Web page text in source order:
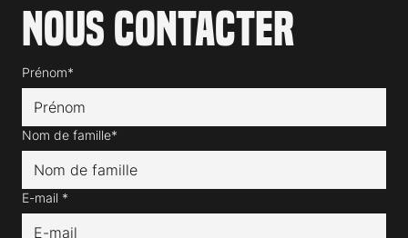
Nous contacter
Prénom*
Nom de famille*
E-mail *